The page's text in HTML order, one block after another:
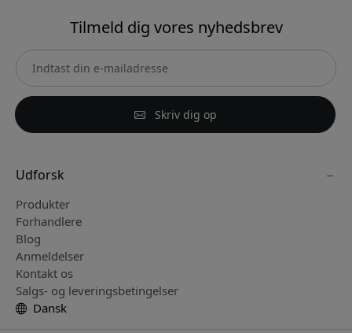
Tilmeld dig vores nyhedsbrev
Skriv dig op
Udforsk
Produkter
Forhandlere
Blog
Anmeldelser
Kontakt os
Salgs- og leveringsbetingelser
Dansk